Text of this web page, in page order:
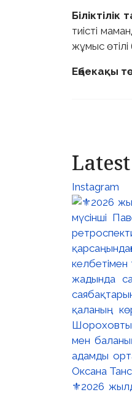
тиісті
жұмыс өтілі
Еңбекақы
Instagram
⚜️2026